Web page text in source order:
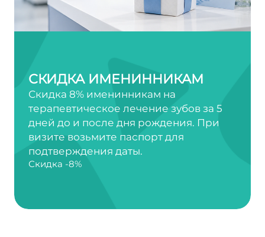
СКИДКА ИМЕНИННИКАМ
Скидка 8% именинникам на
терапевтическое лечение зубов за 5
дней до и после дня рождения. При
визите возьмите паспорт для
подтверждения даты.
Скидка -8%